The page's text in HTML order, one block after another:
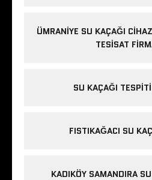
ÜMRANIYE SU KAÇAĞI
TESISAT
SU KAÇAĞI
FISTIKAĞACI SU
KADIKÖY SAMANDIRA